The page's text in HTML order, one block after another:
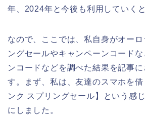
年、2024年と今後も利用していく
なので、ここでは、私自身がオーロ
ングセールやキャンペーンコード
ンコードなどを調べた結果を記事に
す。まず、私は、友達のスマホを
ンク スプリングセール】という感
にしました。